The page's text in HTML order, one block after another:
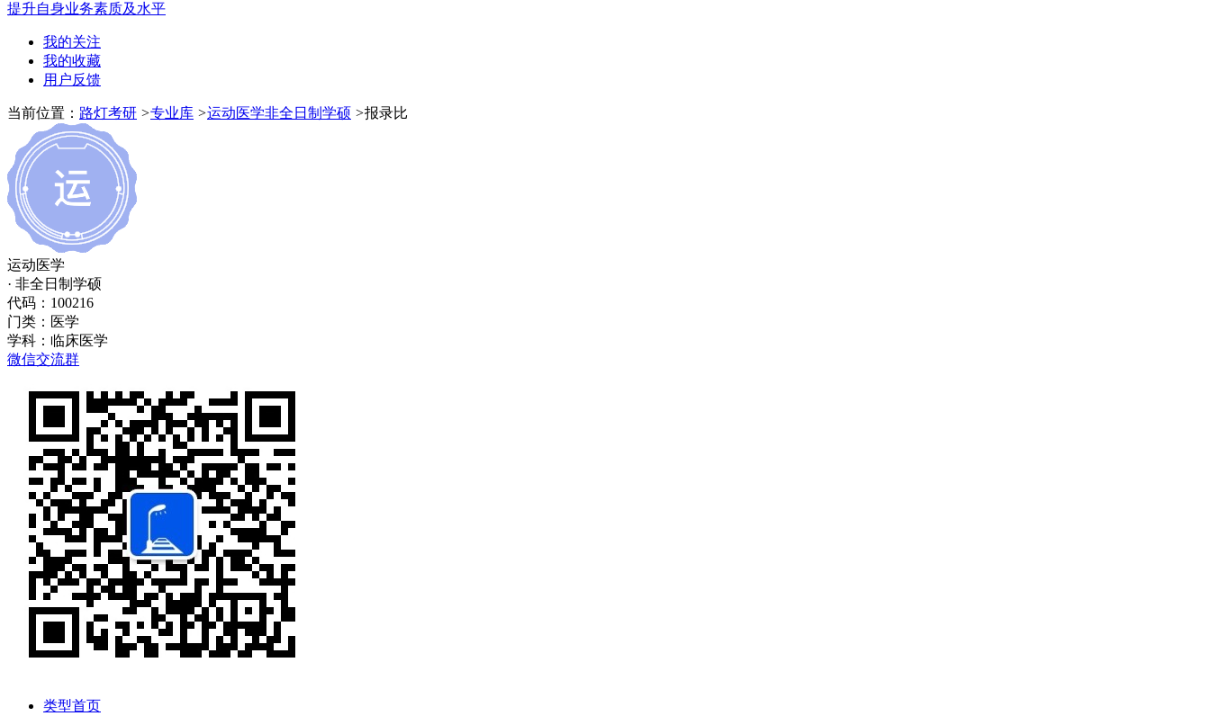
提升自身业务素质及水平
我的关注
我的收藏
用户反馈
当前位置： 路灯考研 >专业库 >运动医学非全日制学硕 >报录比
运动医学
· 非全日制学硕
代码：100216
门类： 医学
学科： 临床医学
微信交流群
类型首页